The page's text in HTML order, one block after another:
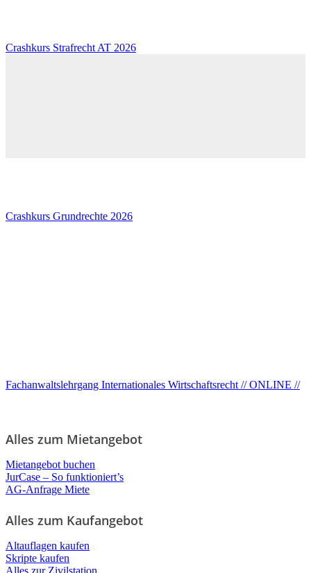
Crashkurs Strafrecht AT 2026
Crashkurs Grundrechte 2026
Fachanwaltslehrgang Internationales Wirtschaftsrecht // ONLINE //
Alles zum Mietangebot
Mietangebot buchen
JurCase – So funktioniert’s
AG-Anfrage Miete
Alles zum Kaufangebot
Altauflagen kaufen
Skripte kaufen